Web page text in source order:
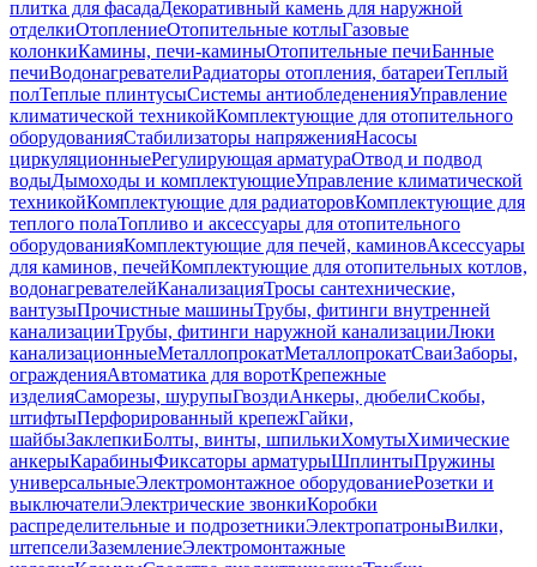
плитка для фасадаДекоративный камень для наружной
отделкиОтоплениеОтопительные котлыГазовые
колонкиКамины, печи-каминыОтопительные печиБанные
печиВодонагревателиРадиаторы отопления, батареиТеплый
полТеплые плинтусыСистемы антиобледененияУправление
климатической техникойКомплектующие для отопительного
оборудованияСтабилизаторы напряженияНасосы
циркуляционныеРегулирующая арматураОтвод и подвод
водыДымоходы и комплектующиеУправление климатической
техникойКомплектующие для радиаторовКомплектующие для
теплого полаТопливо и аксессуары для отопительного
оборудованияКомплектующие для печей, каминовАксессуары
для каминов, печейКомплектующие для отопительных котлов,
водонагревателейКанализацияТросы сантехнические,
вантузыПрочистные машиныТрубы, фитинги внутренней
канализацииТрубы, фитинги наружной канализацииЛюки
канализационныеМеталлопрокатМеталлопрокатСваиЗаборы,
огражденияАвтоматика для воротКрепежные
изделияСаморезы, шурупыГвоздиАнкеры, дюбелиСкобы,
штифтыПерфорированный крепежГайки,
шайбыЗаклепкиБолты, винты, шпилькиХомутыХимические
анкерыКарабиныФиксаторы арматурыШплинтыПружины
универсальныеЭлектромонтажное оборудованиеРозетки и
выключателиЭлектрические звонкиКоробки
распределительные и подрозетникиЭлектропатроныВилки,
штепселиЗаземлениеЭлектромонтажные